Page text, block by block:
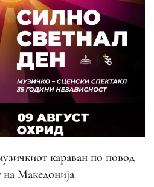
караван по повод
на Македонија